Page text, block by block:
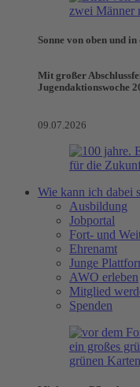
Sonne von oben und in
Mit großer
Jugendaktionswoche
09.07.2026
Wie kann ich dabei
Ausbildung
Jobportal
Fort- und
Ehrenamt
Junge
AWO erleben
Mitglied
Spenden